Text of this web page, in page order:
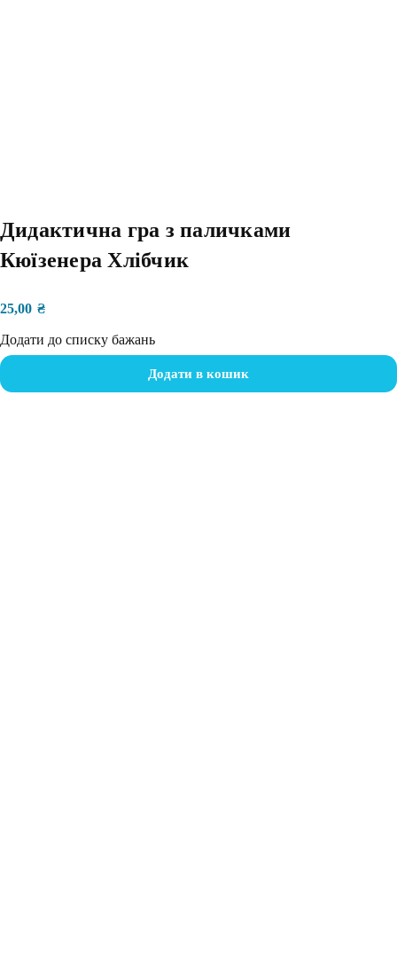
Дидактична гра з паличками
Кюїзенера Хлібчик
25,00 ₴
Додати до списку бажань
Додати в кошик